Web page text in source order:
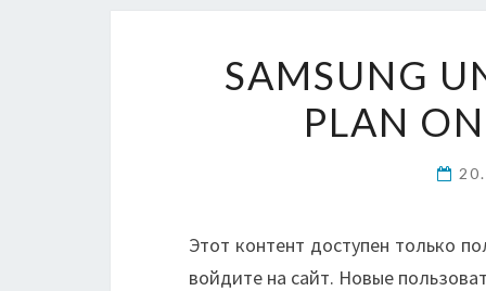
SAMSUNG
PLAN
Этот контент доступен только
войдите на сайт. Новые